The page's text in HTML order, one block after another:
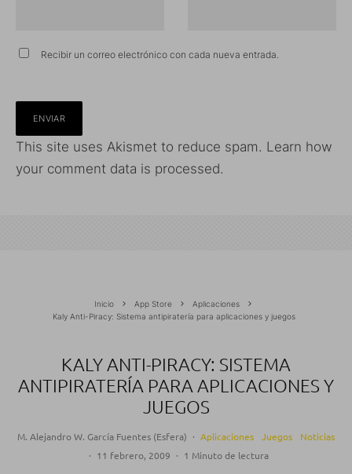
Recibir un correo electrónico con cada nueva entrada.
This site uses Akismet to reduce spam. Learn how
your comment data is processed.
Inicio App Store
Aplicaciones
Kaly Anti-Piracy: Sistema antipiratería para aplicaciones y juegos
KALY ANTI-PIRACY: SISTEMA
ANTIPIRATERÍA PARA APLICACIONES Y
JUEGOS
M. Alejandro W. García Fuentes (Esfera) · Aplicaciones Juegos
Noticias
· 11 febrero, 2009 · 1 Minuto de lectura